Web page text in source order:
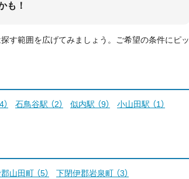
も！
す範囲を広げてみましょう。ご希望の条件にピッ
） 石鳥谷駅 （2） 似内駅 （9） 小山田駅 （1）
山田町 （5） 下閉伊郡岩泉町 （3）